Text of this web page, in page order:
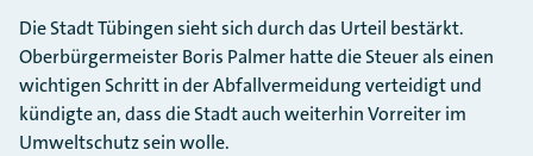
Die Stadt Tübingen sieht sich durch das Urteil bestärkt.
Oberbürgermeister Boris Palmer hatte die Steuer als einen
wichtigen Schritt in der Abfallvermeidung verteidigt und
kündigte an, dass die Stadt auch weiterhin Vorreiter im
Umweltschutz sein wolle.